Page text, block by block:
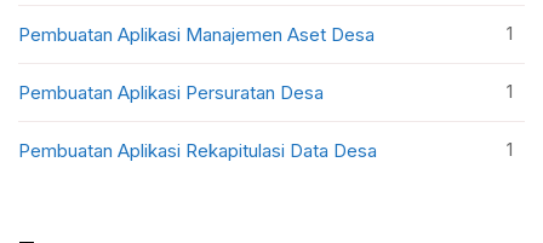
Pembuatan Aplikasi Manajemen Aset Desa 1
Pembuatan Aplikasi Persuratan Desa 1
Pembuatan Aplikasi Rekapitulasi Data Desa 1